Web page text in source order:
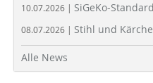
10.07.2026 | SiGeKo-
08.07.2026 | Stihl und
Alle News